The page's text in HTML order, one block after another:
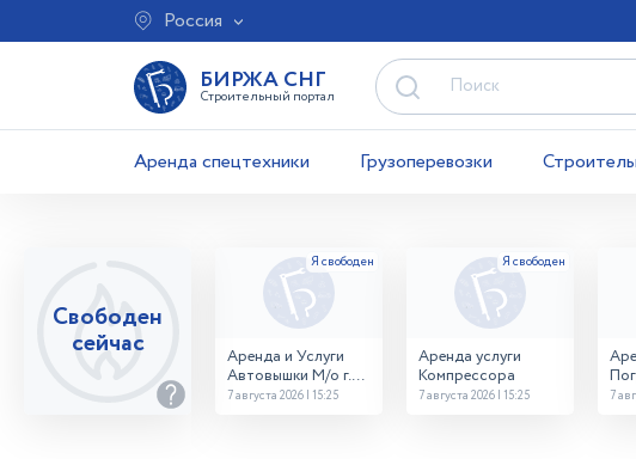
Россия
БИРЖА СНГ
Строительный портал
Аренда спецтехники Грузоперевозки
Свободен
сейчас
Аренда и Услуги
Автовышки М/о г.
Домодедово
7 августа 2026 | 15:25
Аренда услуги
Компрессора
7 августа 2026 | 15:25 7